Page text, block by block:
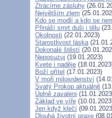
Ztrácíme zásluhy
Největším zlem
Kdo se modlí a kdo se
Přináší smrt duši i tělu
Okolnosti (22.01.2023)
Starostlivost láska
Dokonalé štěstí
Neposuzuj (19.01.2023)
Kvete i naděje
Boží přítel (17.01.2023)
V moři milosrdenství
Svatý Prokop aktuálně
Úplně zavaleni
Základ ve víře
Jen když klečí
Dlouhá životní praxe